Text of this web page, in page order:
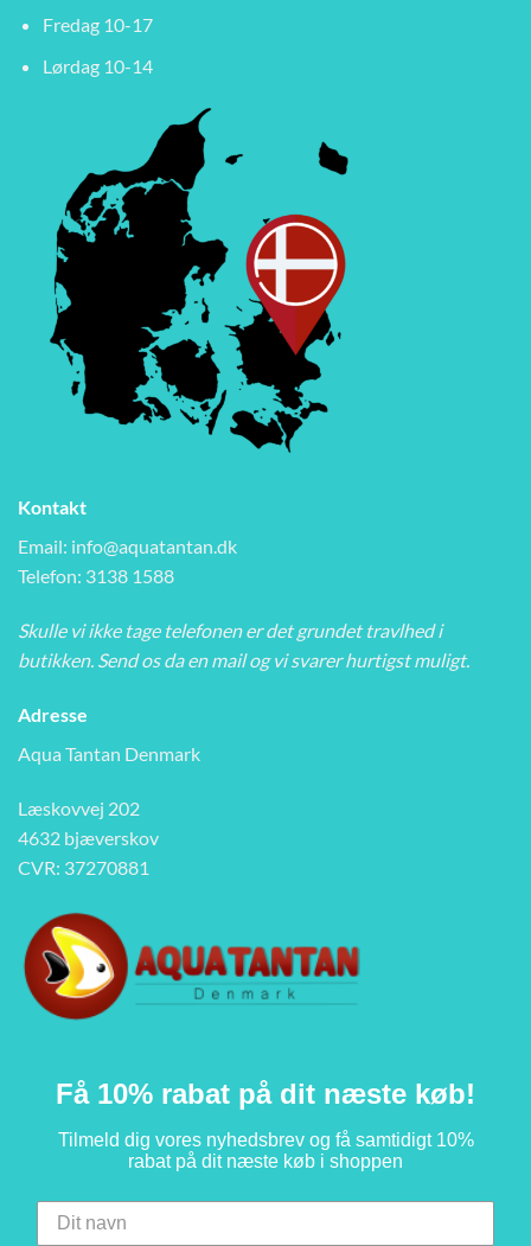
Fredag 10-17
Lørdag 10-14
Kontakt
Email: info@aquatantan.dk
Telefon: 3138 1588
Skulle vi ikke tage telefonen er det grundet travlhed i
butikken. Send os da en mail og vi svarer hurtigst muligt.
Adresse
Aqua Tantan Denmark
Læskovvej 202
4632 bjæverskov
CVR: 37270881
Få 10% rabat på dit næste køb!
Tilmeld dig vores nyhedsbrev og få samtidigt 10%
rabat på dit næste køb i shoppen